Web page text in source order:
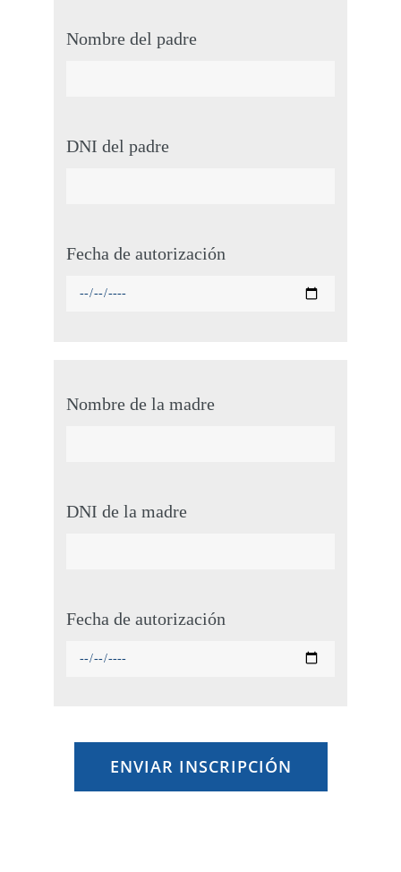
Nombre del padre
DNI del padre
Fecha de autorización
Nombre de la madre
DNI de la madre
Fecha de autorización
ENVIAR INSCRIPCIÓN